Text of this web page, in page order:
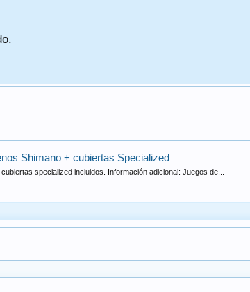
Shimano + cubiertas Specialized
specialized incluidos. Información adicional: Juegos de...